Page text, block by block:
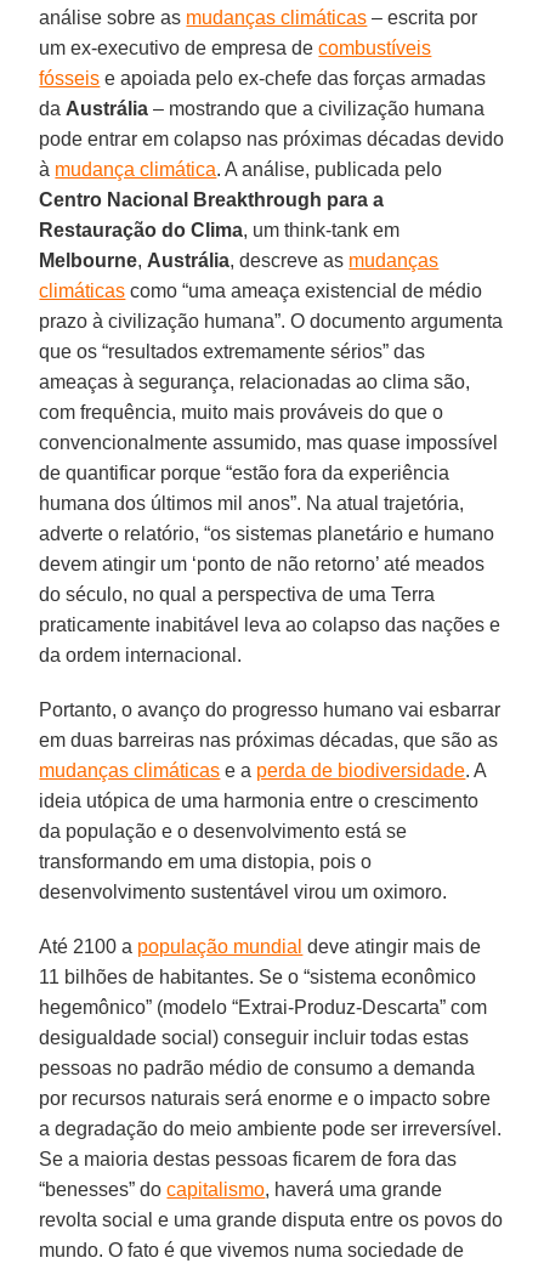
análise sobre as mudanças climáticas – escrita por
um ex-executivo de empresa decombustíveis
fósseis e apoiada pelo ex-chefe das forças armadas
daAustrália – mostrando que a civilização humana
pode entrar em colapso nas próximas décadas devido
à mudança climática. A análise, publicada pelo
Centro Nacional Breakthrough para a
Restauração do Clima, um think-tank em
Melbourne,Austrália, descreve as mudanças
climáticas como “uma ameaça existencial de médio
prazo à civilização humana”. O documento argumenta
que os “resultados extremamente sérios” das
ameaças à segurança, relacionadas ao clima são,
com frequência, muito mais prováveis do que o
convencionalmente assumido, mas quase impossível
de quantificar porque “estão fora da experiência
humana dos últimos mil anos”. Na atual trajetória,
adverte o relatório, “os sistemas planetário e humano
devem atingir um ‘ponto de não retorno’ até meados
do século, no qual a perspectiva de uma Terra
praticamente inabitável leva ao colapso das nações e
da ordem internacional.
Portanto, o avanço do progresso humano vai esbarrar
em duas barreiras nas próximas décadas, que são as
mudanças climáticas e a perda de biodiversidade. A
ideia utópica de uma harmonia entre o crescimento
da população e o desenvolvimento está se
transformando em uma distopia, pois o
desenvolvimento sustentável virou um oximoro.
Até 2100 a população mundial deve atingir mais de
11 bilhões de habitantes. Se o “sistema econômico
hegemônico” (modelo “Extrai-Produz-Descarta” com
desigualdade social) conseguir incluir todas estas
pessoas no padrão médio de consumo a demanda
por recursos naturais será enorme e o impacto sobre
a degradação do meio ambiente pode ser irreversível.
Se a maioria destas pessoas ficarem de fora das
“benesses” docapitalismo, haverá uma grande
revolta social e uma grande disputa entre os povos do
mundo. O fato é que vivemos numa sociedade de